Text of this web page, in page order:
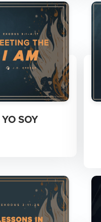
SOY